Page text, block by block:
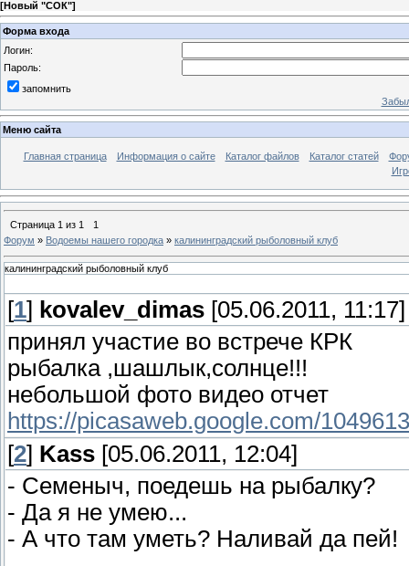
[Новый "СОК"]
Форма входа
Логин:
Пароль:
запомнить
Меню сайта
Главная страница Информация о сайте Каталог файлов Каталог статей
Страница 1 из 1
1
Форум » Водоемы нашего городка » калининградский рыболовный клуб
калининградский рыболовный клуб
[1] kovalev_dimas [05.06.2011, 11:17]
принял участие во встрече КРК
рыбалка ,шашлык,солнце!!!
небольшой фото видео отчет
https://picasaweb.google.com/
[2] Kass [05.06.2011, 12:04]
- Семеныч, поедешь на рыбалку?
- Да я не умею...
- А что там уметь? Наливай да пей!